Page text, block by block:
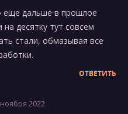
еще дальше в прошлое
на десятку тут совсем
стали, обмазывая все
ОТВЕТИТЬ
2022